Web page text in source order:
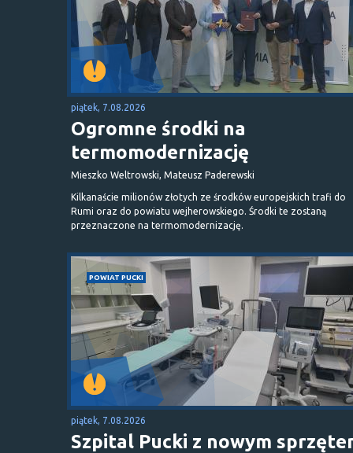
piątek, 7.08.2026
Ogromne środki na
termomodernizację
Mieszko Weltrowski, Mateusz Paderewski
Kilkanaście milionów złotych ze środków europejskich trafi do
Rumi oraz do powiatu wejherowskiego. Środki te zostaną
przeznaczone na termomodernizację.
POWIAT PUCKI
piątek, 7.08.2026
Szpital Pucki z nowym